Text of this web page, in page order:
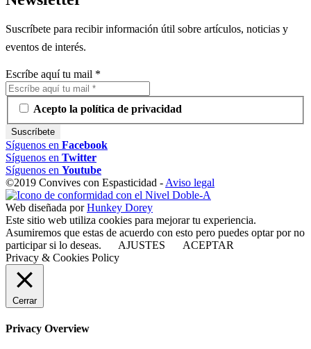
Suscríbete para recibir información útil sobre artículos, noticias y
eventos de interés.
Escríbe aquí tu mail *
Acepto la política de privacidad
Síguenos en Facebook
Síguenos en Twitter
Síguenos en Youtube
©2019 Convives con Espasticidad - Aviso legal
Web diseñada porHunkey Dorey
Este sitio web utiliza cookies para mejorar tu experiencia.
Asumiremos que estas de acuerdo con esto pero puedes optar por no
participar si lo deseas.
AJUSTES
ACEPTAR
Privacy & Cookies Policy
Cerrar
Privacy Overview